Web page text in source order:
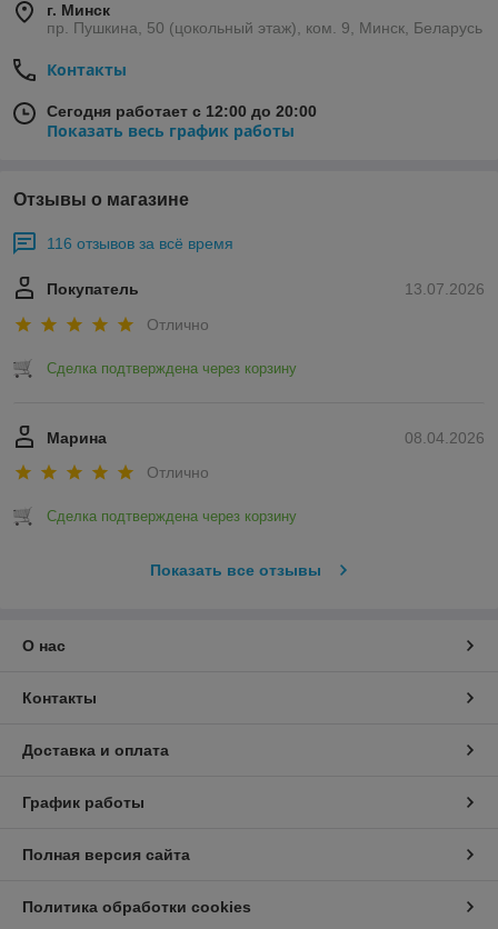
г. Минск
пр. Пушкина, 50 (цокольный этаж), ком. 9, Минск, Беларусь
Контакты
Сегодня работает с 12:00 до 20:00
Показать весь график работы
Отзывы о магазине
116 отзывов за всё время
13.07.2026
Покупатель
Отлично
Сделка подтверждена через корзину
08.04.2026
Марина
Отлично
Сделка подтверждена через корзину
Показать все отзывы
О нас
Контакты
Доставка и оплата
График работы
Полная версия сайта
Политика обработки cookies